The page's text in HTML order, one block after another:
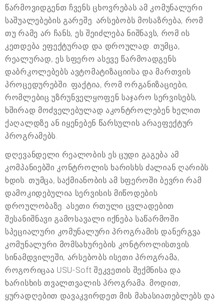
წარმოვიდგენთ ჩვენს ცხოვრებას ამ კომუნალური
საშუალებების გარეშე. არსებობს მოსაზრება, რომ
თუ რამე არ ჩანს, ეს შეიძლება ნიშნავს, რომ ის
კეთდება ეფექტურად და დროულად. თუმცა,
რეალურად, ეს სფერო ასევე წარმოადგენს
დაბრკოლებებს ავტომატიზაციისა და მართვის
პროცედურებში. ფაქტია, რომ ორგანიზაციები,
რომლებიც უზრუნველყოფენ საჯარო სერვისებს,
ხშირად მოძველებულად აკონტროლებენ ხელით
ქაღალდზე ან იყენებენ წარსულის არაეფექტურ
პროგრამებს.
დღევანდელი რეალობის ეს ცუდი გაგება ამ
კომპანიებში კონტროლის ხარისხს ძალიან ღარიბს
ხდის. თუმცა, საქმიანობის ამ სფეროში ბევრი რამ
დამოკიდებულია სერვისის მიწოდების
დროულობაზე. ასეთი რთული ცვლადებით
შესანიშნავი გამოსავალი იქნება საწარმოში
სპეციალური კომუნალური პროგრამის დანერგვა
კომუნალური მომსახურების კონტროლისთვის.
სინამდვილეში, არსებობს ისეთი პროგრამა,
როგორიცაა USU-Soft შეკვეთის შექმნისა და
ხარისხის თვალთვალის პროგრამა. მოდით,
ყურადღებით დავაკვირდეთ მის მახასიათებლებს და